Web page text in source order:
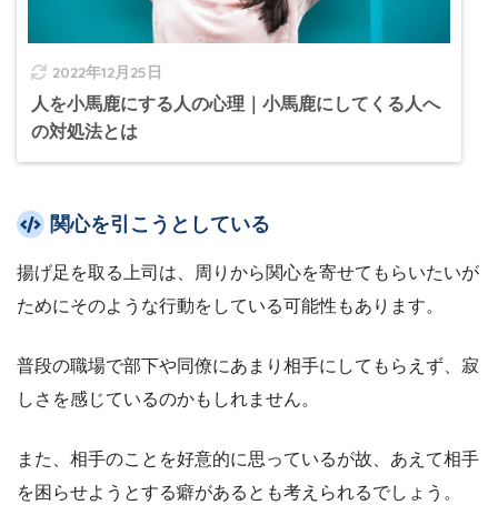
2022年12月25日
人を小馬鹿にする人の心理｜小馬鹿にしてくる人へ
の対処法とは
関心を引こうとしている
揚げ足を取る上司は、周りから関心を寄せてもらいたいが
ためにそのような行動をしている可能性もあります。
普段の職場で部下や同僚にあまり相手にしてもらえず、寂
しさを感じているのかもしれません。
また、相手のことを好意的に思っているが故、あえて相手
を困らせようとする癖があるとも考えられるでしょう。